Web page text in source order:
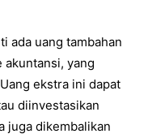
ada uang tambahan
yang
ekstra ini dapat
diinvestasikan
juga dikembalikan